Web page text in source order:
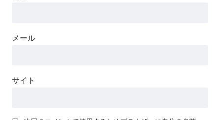
メール
サイト